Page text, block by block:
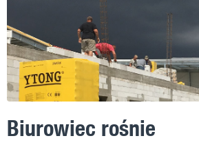
Biurowiec rośnie